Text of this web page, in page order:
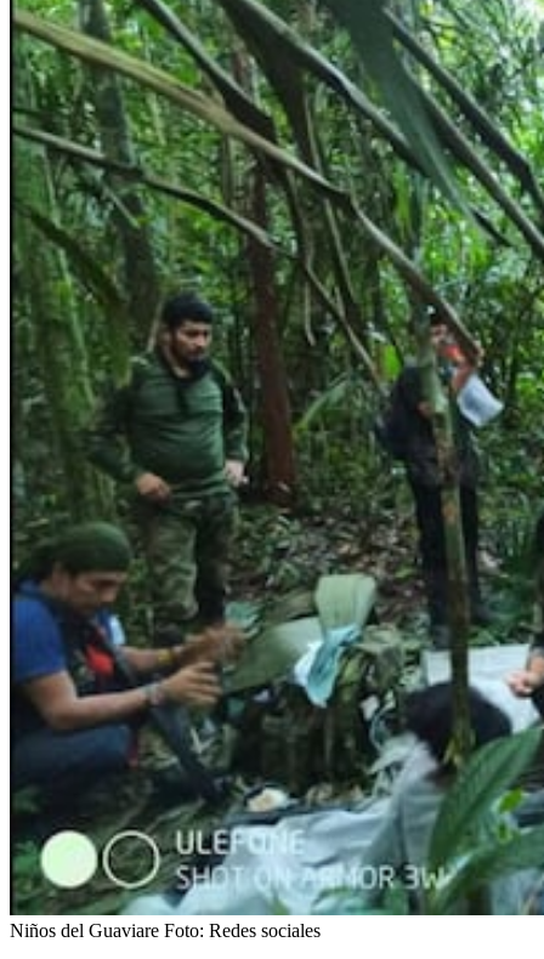
Niños del Guaviare Foto: Redes sociales